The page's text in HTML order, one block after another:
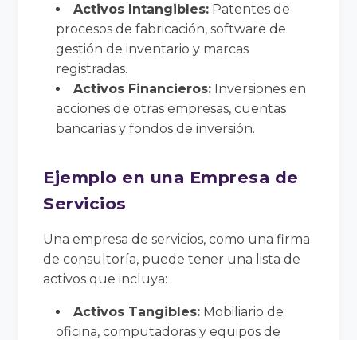
Activos Intangibles: Patentes de
procesos de fabricación, software de
gestión de inventario y marcas
registradas.
Activos Financieros: Inversiones en
acciones de otras empresas, cuentas
bancarias y fondos de inversión.
Ejemplo en una Empresa de
Servicios
Una empresa de servicios, como una firma
de consultoría, puede tener una lista de
activos que incluya:
Activos Tangibles: Mobiliario de
oficina, computadoras y equipos de